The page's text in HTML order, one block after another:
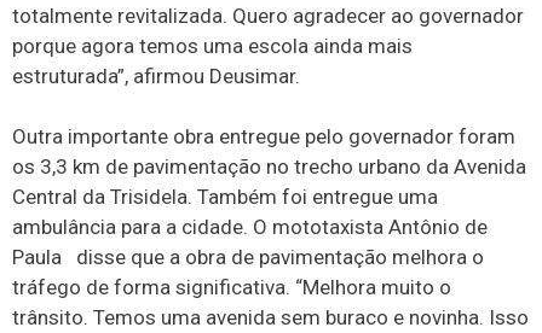
totalmente revitalizada. Quero agradecer ao governador
porque agora temos uma escola ainda mais
estruturada”, afirmou Deusimar.
Outra importante obra entregue pelo governador foram
os 3,3 km de pavimentação no trecho urbano da Avenida
Central da Trisidela. Também foi entregue uma
ambulância para a cidade. O mototaxista Antônio de
Paula disse que a obra de pavimentação melhora o
tráfego de forma significativa. “Melhora muito o
trânsito. Temos uma avenida sem buraco e novinha. Isso